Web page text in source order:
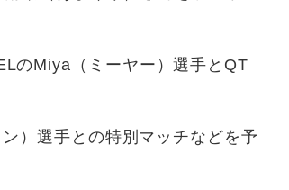
（ミーヤー）選手とQT
との特別マッチなどを予